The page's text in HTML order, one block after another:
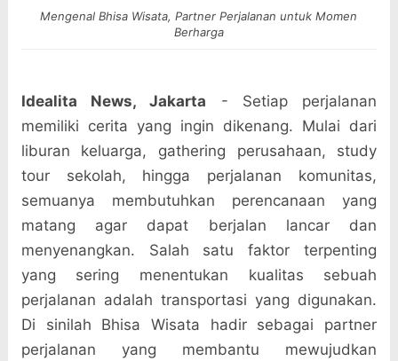
Mengenal Bhisa Wisata, Partner Perjalanan untuk Momen
Berharga
Idealita News, Jakarta - Setiap perjalanan
memiliki cerita yang ingin dikenang. Mulai dari
liburan keluarga, gathering perusahaan, study
tour sekolah, hingga perjalanan komunitas,
semuanya membutuhkan perencanaan yang
matang agar dapat berjalan lancar dan
menyenangkan. Salah satu faktor terpenting
yang sering menentukan kualitas sebuah
perjalanan adalah transportasi yang digunakan.
Di sinilah Bhisa Wisata hadir sebagai partner
perjalanan yang membantu mewujudkan